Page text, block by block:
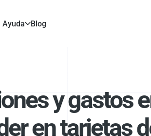
Ayuda Blog
y gastos
en tarjetas